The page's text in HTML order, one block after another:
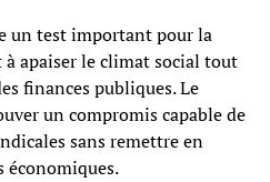
un test important pour la
apaiser le climat social tout
finances publiques. Le
un compromis capable de
sans remettre en
économiques.